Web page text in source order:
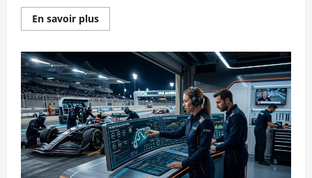
En savoir plusRead
more
météo
influence-
t-
elle
les
performances
en
course
automobile
?